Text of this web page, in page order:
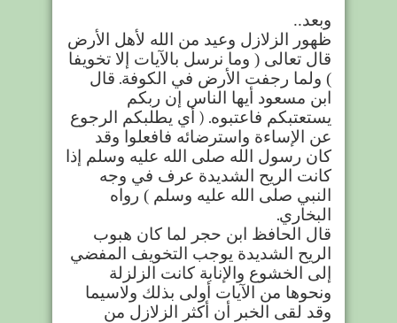
وبعد..
ظهور الزلازل وعيد من الله لأهل الأرض
قال تعالى ( وما نرسل بالآيات إلا تخويفا
) ولما رجفت الأرض في الكوفة. قال
ابن مسعود أيها الناس إن ربكم
يستعتبكم فاعتبوه) . أي يطلبكم الرجوع
عن الإساءة واسترضائه فافعلوا وقد
كان رسول الله صلى الله عليه وسلم إذا
كانت الريح الشديدة عرف في وجه
النبي صلى الله عليه وسلم ) رواه
البخاري.
قال الحافظ ابن حجر لما كان هبوب
الريح الشديدة يوجب التخويف المفضي
إلى الخشوع والإنابة كانت الزلزلة
ونحوها من الآيات أولى بذلك ولاسيما
وقد لقى الخبر أن أكثر الزلازل من